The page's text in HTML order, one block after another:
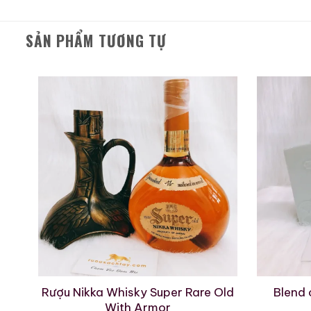
Yoichi Distillerytại
nhẹ.
Miyagikyo Distillery
The Masamune được
mẽ và tinh tế – một nét
Ghi chú nếm thử
Hương
Nhẹ nhàng mở ra với
phảng phất mùi caramel
SẢN PHẨM TƯƠNG TỰ
Rượu Nikka Whisky Super Rare Old
With Armor
Blend